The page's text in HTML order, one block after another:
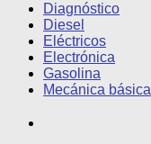
Diagnóstico
Diesel
Eléctricos
Electrónica
Gasolina
Mecánica básica